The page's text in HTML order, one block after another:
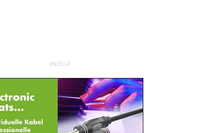
ANZEIGE